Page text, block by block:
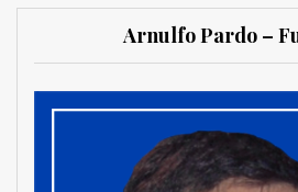
Arnulfo Pardo –